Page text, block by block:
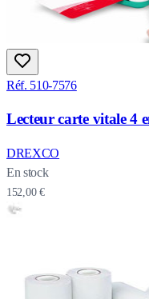
Réf. 510-7576
Lecteur carte vitale 4
DREXCO
En stock
152,00 €